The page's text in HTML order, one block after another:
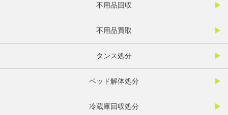
不用品回収
不用品買取
タンス処分
ベッド解体処分
冷蔵庫回収処分